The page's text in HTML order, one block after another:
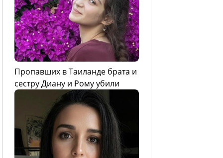
Пропавших в Таиланде брата и
сестру Диану и Рому убили